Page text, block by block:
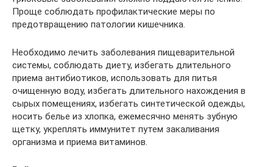
Проще соблюдать профилактические меры по
предотвращению патологии кишечника.
Необходимо лечить заболевания пищеварительной
системы, соблюдать диету, избегать длительного
приема антибиотиков, использовать для питья
очищенную воду, избегать длительного нахождения в
сырых помещениях, избегать синтетической одежды,
носить белье из хлопка, ежемесячно менять зубную
щетку, укреплять иммунитет путем закаливания
организма и приема витаминов.